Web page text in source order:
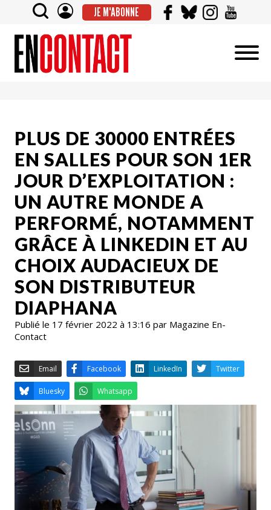
JE M'ABONNE
PLUS DE 30000 ENTRÉES
EN SALLES POUR SON 1ER
JOUR D’EXPLOITATION :
UN AUTRE MONDE A
PERFORMÉ, NOTAMMENT
GRÂCE À LINKEDIN ET AU
CHOIX AUDACIEUX DE
SON DISTRIBUTEUR
DIAPHANA
Publié le 17 février 2022 à 13:16 par Magazine En-
Contact
Email Facebook
Bluesky Whatsapp